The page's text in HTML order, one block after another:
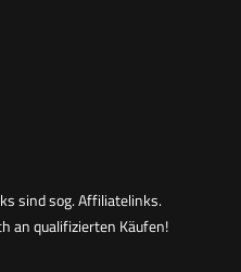
Pizza Ofen FW4018
sind sog. Affiliatelinks.
an qualifizierten Käufen!